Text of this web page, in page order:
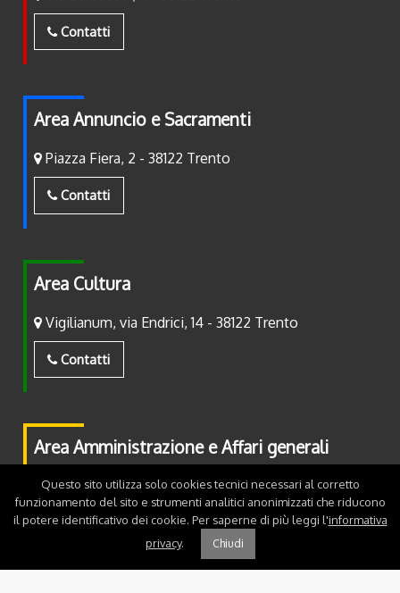
Contatti
Area Annuncio e Sacramenti
Piazza Fiera, 2 - 38122 Trento
Contatti
Area Cultura
Vigilianum, via Endrici, 14 - 38122 Trento
Contatti
Area Amministrazione e Affari generali
Piazza Fiera, 2 - 38122 Trento
Contatti
Questo sito utilizza solo cookies tecnici necessari al corretto
funzionamento del sito e strumenti analitici anonimizzati che riducono
il potere identificativo dei cookie. Per saperne di più leggi l'informativa
privacy. Chiudi